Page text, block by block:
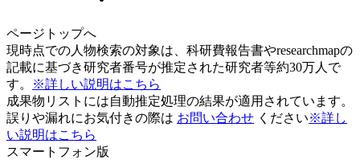
ページトップへ
現時点での人物検索の対象は、科研費報告書やresearchmapの
記載に基づき研究者番号が推定された研究者等約30万人で
す。
※詳しい説明はこちら
成果物リストには自動推定処理の結果が適用されています。
誤りや漏れにお気付きの際は お問い合わせ ください※詳し
い説明はこちら
スマートフォン版